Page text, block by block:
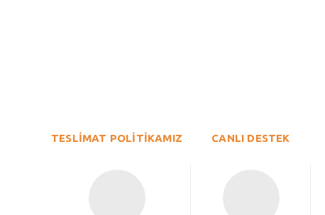
Ürün açıklamasında eksik bilgiler bulunuyor.
TESLİMAT POLİTİKAMIZ CANLI DESTEK